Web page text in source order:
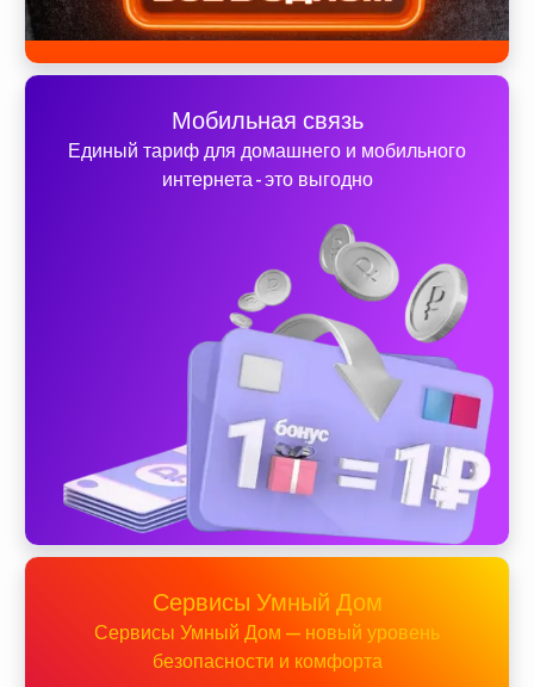
Мобильная связь
Единый тариф для домашнего и мобильного
интернета - это выгодно
Сервисы Умный Дом
Сервисы Умный Дом — новый уровень
безопасности и комфорта